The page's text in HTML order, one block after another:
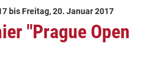
bis Freitag, 20. Januar 2017
"Prague Open